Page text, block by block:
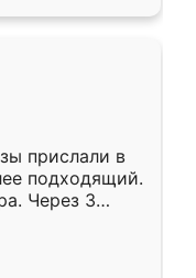
прислали в
подходящий.
Через 3
Остались